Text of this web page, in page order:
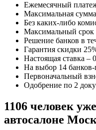
Ежемесячный
Максимальная
Без каких-либо
Максимальный срок
Решение банков в
Гарантия скидки
Настоящая ставка –
На выбор 14
Первоначальный
Одобрение по 2
1106 человек
автосалоне